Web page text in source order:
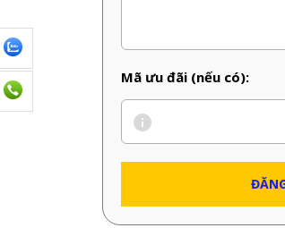
Mã ưu đãi (nếu có):